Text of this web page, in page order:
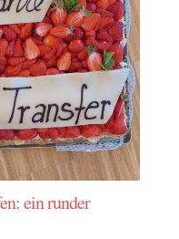
ein runder